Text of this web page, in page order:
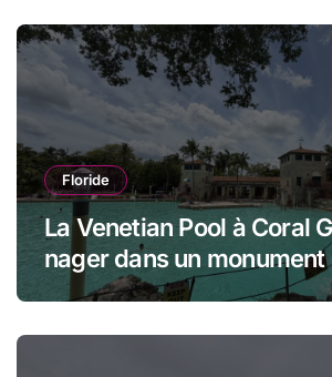
Floride
La Venetian Pool à Coral
nager dans un
de Miami